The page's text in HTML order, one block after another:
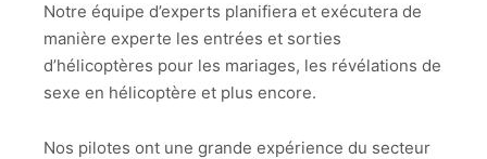
Notre équipe d’experts planifiera et exécutera de
manière experte les entrées et sorties
d’hélicoptères pour les mariages, les révélations de
sexe en hélicoptère et plus encore.
Nos pilotes ont une grande expérience du secteur